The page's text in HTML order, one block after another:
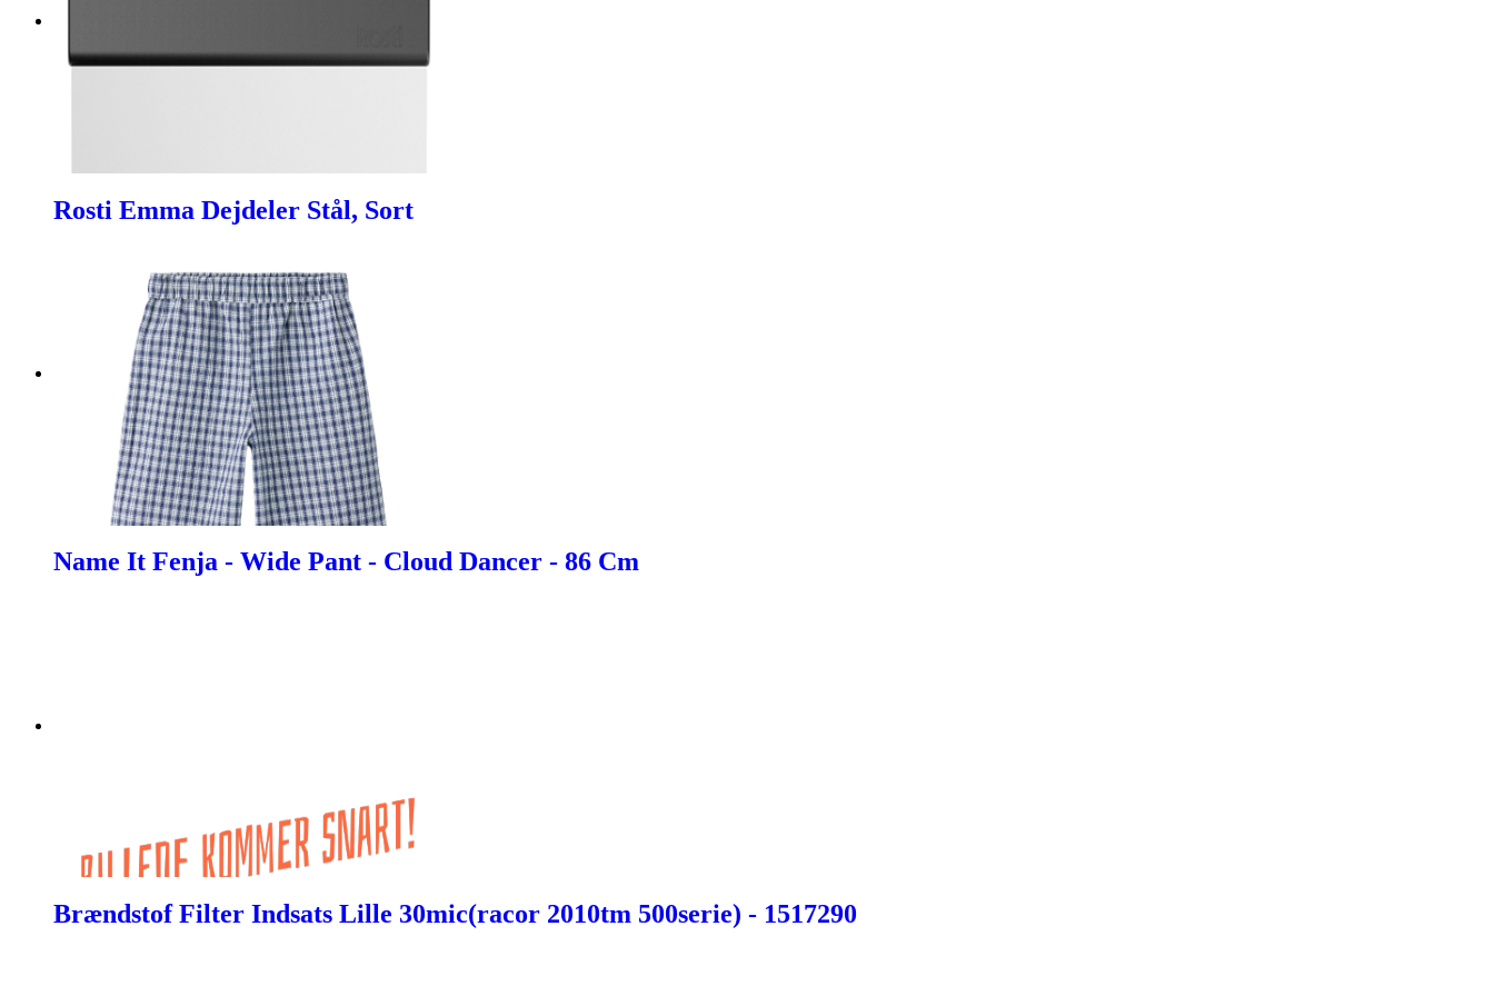
Rosti Emma Dejdeler Stål, Sort
Name It Fenja - Wide Pant - Cloud Dancer - 86 Cm
Brændstof Filter Indsats Lille 30mic(racor 2010tm 500serie) - 1517290